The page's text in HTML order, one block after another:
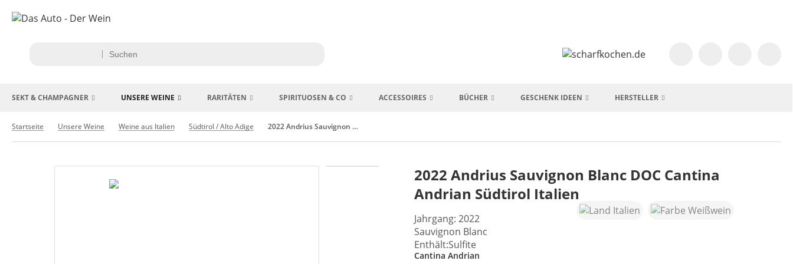
SEKT & CHAMPAGNER UNSERE WEINE RARITÄTEN SPIRITUOSEN & CO ACCESSOIRES BÜCHER GESCHENK IDEEN HERSTELLER
Startseite Unsere Weine Weine aus Italien Südtirol / Alto Adige 2022 Andrius Sauvignon Blanc DOC Cantina Andrian Südtirol Italien
2022 Andrius Sauvignon Blanc DOC Cantina
Andrian Südtirol Italien
Jahrgang: 2022
Sauvignon Blanc
Enthält:Sulfite
Cantina Andrian